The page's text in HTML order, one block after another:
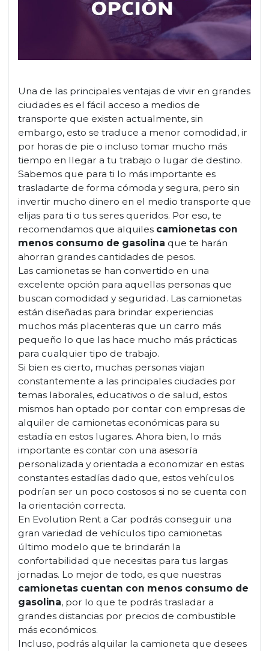
Una de las principales ventajas de vivir en grandes
ciudades es el fácil acceso a medios de
transporte que existen actualmente, sin
embargo, esto se traduce a menor comodidad, ir
por horas de pie o incluso tomar mucho más
tiempo en llegar a tu trabajo o lugar de destino.
Sabemos que para ti lo más importante es
trasladarte de forma cómoda y segura, pero sin
invertir mucho dinero en el medio transporte que
elijas para ti o tus seres queridos. Por eso, te
recomendamos que alquiles camionetas con
menos consumo de gasolina que te harán
ahorran grandes cantidades de pesos.
Las camionetas se han convertido en una
excelente opción para aquellas personas que
buscan comodidad y seguridad. Las camionetas
están diseñadas para brindar experiencias
muchos más placenteras que un carro más
pequeño lo que las hace mucho más prácticas
para cualquier tipo de trabajo.
Si bien es cierto, muchas personas viajan
constantemente a las principales ciudades por
temas laborales, educativos o de salud, estos
mismos han optado por contar con empresas de
alquiler de camionetas económicas para su
estadía en estos lugares. Ahora bien, lo más
importante es contar con una asesoría
personalizada y orientada a economizar en estas
constantes estadías dado que, estos vehículos
podrían ser un poco costosos si no se cuenta con
la orientación correcta.
En Evolution Rent a Car podrás conseguir una
gran variedad de vehículos tipo camionetas
último modelo que te brindarán la
confortabilidad que necesitas para tus largas
jornadas. Lo mejor de todo, es que nuestras
camionetas cuentan con menos consumo de
gasolina, por lo que te podrás trasladar a
grandes distancias por precios de combustible
más económicos.
Incluso, podrás alquilar la camioneta que desees